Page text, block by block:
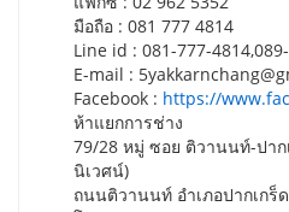
มือถือ : 081 777 4814
Line id : 081-777-
E-mail :
Facebook : https://
ห้าแยกการช่าง
79/28 หมู่ ซอย ติวานนท์-ปาก
นิเวศน์)
ถนนติวานนท์ อำเภอปากเกร็